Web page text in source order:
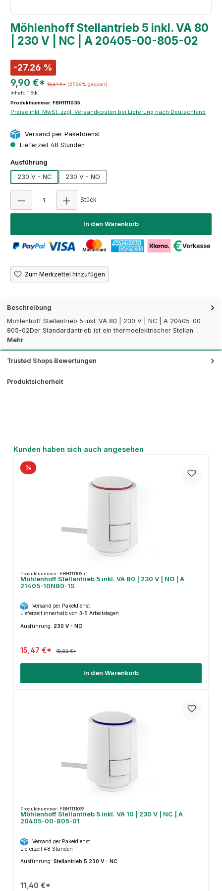
Möhlenhoff Stellantrieb 5 inkl. VA 80
| 230 V | NC | A 20405-00-805-02
-27.26 %
9,90 €* 13,61 €* (27.26% gespart)
Inhalt: 1 Stk.
Produktnummer: FBH1111035
Preise inkl. MwSt. zzgl. Versandkosten bei Lieferung nach Deutschland
Versand per Paketdienst
Lieferzeit 48 Stunden
Ausführung
230 V - NC
230 V - NO
Stück
In den Warenkorb
Zum Merkzettel hinzufügen
Beschreibung
Möhlenhoff Stellantrieb 5 inkl. VA 80 | 230 V | NC | A 20405-00-
805-02Der Standardantrieb ist ein thermoelektrischer Stellan…
Mehr
Trusted Shops Bewertungen
Produktsicherheit
Produktgalerie überspringen
Kunden haben sich auch angesehen
%
Produktnummer: FBH1111035.1
Möhlenhoff Stellantrieb 5 inkl. VA 80 | 230 V | NO | A
21405-10N80-1S
Versand per Paketdienst
Lieferzeit innerhalb von 3-5 Arbeitstagen
Ausführung: 230 V - NO
15,47 €* 18,82 €*
In den Warenkorb
Produktnummer: FBH1111099
Möhlenhoff Stellantrieb 5 inkl. VA 10 | 230 V | NC | A
20405-00-805-01
Versand per Paketdienst
Lieferzeit 48 Stunden
Ausführung: Stellantrieb 5 230 V - NC
11,40 €*